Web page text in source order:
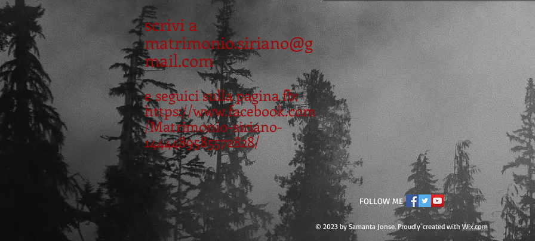
scrivi a
matrimonio.siriano@g
mail.com
e seguici sulla pagina fb:
https://www.facebook.com
/Matrimonio-siriano-
1444489585572828/
FOLLOW ME
© 2023 by Samanta Jonse. Proudly created with Wix.com